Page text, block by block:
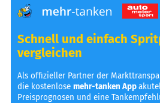
Schnell und einfach
vergleichen
Als offizieller Partner der
die kostenlosemehr-tanken App
Preisprognosen und eine